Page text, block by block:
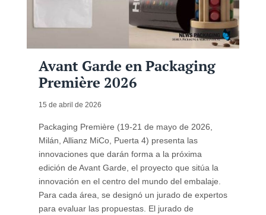
Avant Garde en Packaging
Première 2026
15 de abril de 2026
Packaging Première (19-21 de mayo de 2026,
Milán, Allianz MiCo, Puerta 4) presenta las
innovaciones que darán forma a la próxima
edición de Avant Garde, el proyecto que sitúa la
innovación en el centro del mundo del embalaje.
Para cada área, se designó un jurado de expertos
para evaluar las propuestas. El jurado de